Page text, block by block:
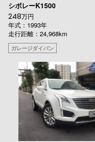
シボレーK1500
248万円
年式：1993年
走行距離：24,968km
ガレージダイバン